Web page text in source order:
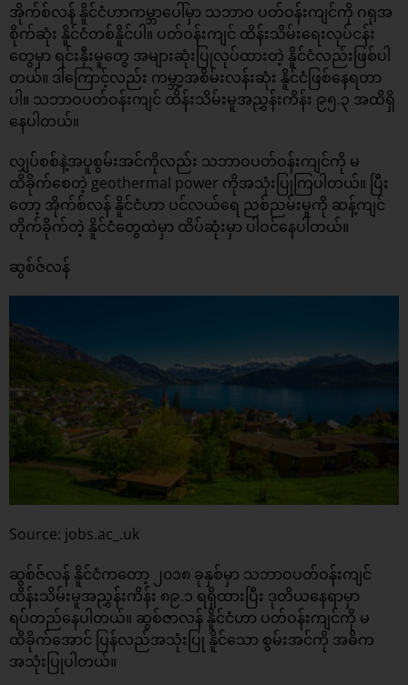
အိုက်စ်လန် နိူင်ငံဟာကမ္ဘာပေါ်မှာ သဘာဝ ပတ်ဝန်းကျင်ကို ဂရုအ
စိုက်ဆုံး နိူင်ငံတစ်နိူင်ပါ။ ပတ်ဝန်းကျင် ထိန်းသိမ်းရေးလုပ်ငန်း
တွေမှာ ရင်းနှီးမူတွေ အများဆုံးပြုလုပ်ထားတဲ့ နိူင်ငံလည်းဖြစ်ပါ
တယ်။ ဒါကြောင့်လည်း ကမ္ဘာ့အစိမ်းလန်းဆုံး နိူင်ငံဖြစ်နေရတာ
ပါ။ သဘာဝပတ်ဝန်းကျင် ထိန်းသိမ်းမူအညွှန်းကိန်း ၉၅.၃ အထိရှိ
နေပါတယ်။
လျှပ်စစ်နဲ့အပူစွမ်းအင်ကိုလည်း သဘာဝပတ်ဝန်းကျင်ကို မ
ထိခိုက်စေတဲ့ geothermal power ကိုအသုံးပြုကြပါတယ်။ ပြီး
တော့ အိုက်စ်လန် နိူင်ငံဟာ ပင်လယ်ရေ ညစ်ညမ်းမူကို ဆန့်ကျင်
တိုက်ခိုက်တဲ့ နိူင်ငံတွေထဲမှာ ထိပ်ဆုံးမှာ ပါဝင်နေပါတယ်။
ဆွစ်ဇ်လန်
Source: jobs.ac_.uk
ဆွစ်ဇ်လန် နိူင်ငံကတော့ ၂၀၁၈ ခုနှစ်မှာ သဘာဝပတ်ဝန်းကျင်
ထိန်းသိမ်းမူအညွှန်းကိန်း ၈၉.၁ ရရှိထားပြီး ဒုတိယနေရာမှာ
ရပ်တည်နေပါတယ်။ ဆွစ်ဇာလန် နိူင်ငံဟာ ပတ်ဝန်းကျင်ကို မ
ထိခိုက်အောင် ပြန်လည်အသုံးပြု နိူင်သော စွမ်းအင်ကို အဓိက
အသုံးပြုပါတယ်။